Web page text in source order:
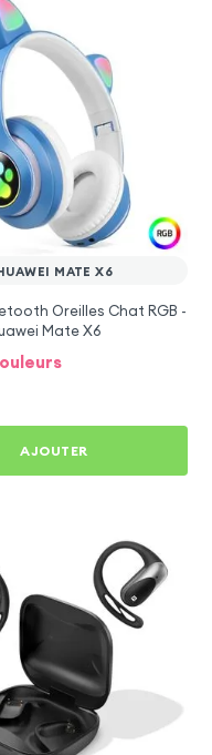
MATE X6
Oreilles Chat RGB -
Mate X6
AJOUTER